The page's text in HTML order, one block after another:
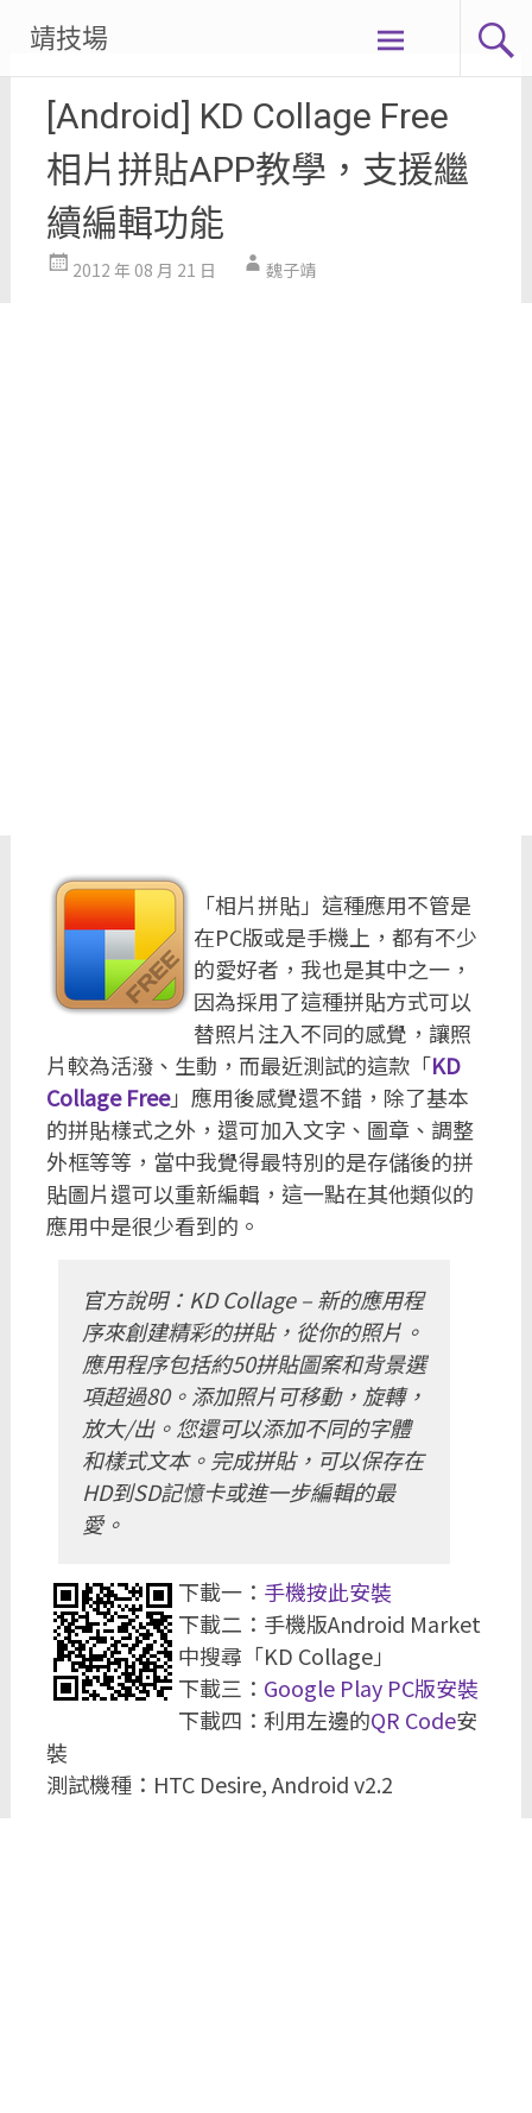
content
靖技場
[Android] KD Collage Free
相片拼貼APP教學，支援繼
續編輯功能
2012 年 08 月 21 日 魏子靖
「相片拼貼」這種應用不管是
在PC版或是手機上，都有不少
的愛好者，我也是其中之一，
因為採用了這種拼貼方式可以
替照片注入不同的感覺，讓照
片較為活潑、生動，而最近測試的這款「KD
Collage Free」應用後感覺還不錯，除了基本
的拼貼樣式之外，還可加入文字、圖章、調整
外框等等，當中我覺得最特別的是存儲後的拼
貼圖片還可以重新編輯，這一點在其他類似的
應用中是很少看到的。
官方說明：KD Collage – 新的應用程
序來創建精彩的拼貼，從你的照片。
應用程序包括約50拼貼圖案和背景選
項超過80。添加照片可移動，旋轉，
放大/出。您還可以添加不同的字體
和樣式文本。完成拼貼，可以保存在
HD到SD記憶卡或進一步編輯的最
愛。
下載一： 手機按此安裝
下載二：手機版Android Market
中搜尋「KD Collage」
下載三： Google Play PC版安裝
下載四：利用左邊的QR Code安
裝
測試機種：HTC Desire, Android v2.2